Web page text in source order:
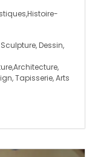
Dessin,
Tapisserie, Arts